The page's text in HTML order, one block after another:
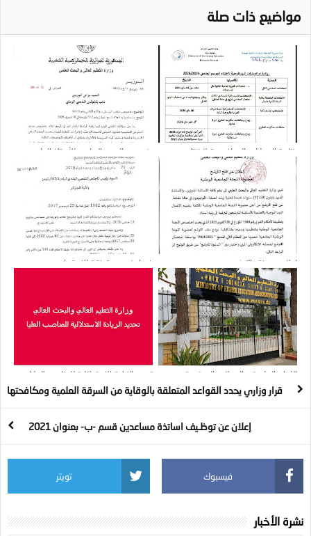
مواضيع ذات صلة
رزنامة العمليات البيداغوجية لاختتام
الموسم الجامعي 2026.2025
بخصوص الحجم الساعي للأستاذ الجامعي
الباحث وكذا الأساتذة الذين يشغلون
مناصب عليا
إعلان عن فتح الترشح فيما يخص مدة فترة الاستيداع
اللجان العلمية و المجلات الممنوعة من
المشاركة على الأساتذة الجزائريين
تحديد الزيادة الاستدلالية للمناصب العليا
قرار وزاري يحدد القواعد المتعلقة بالوقاية من السرقة العلمية ومكافحتها
إعلان عن توظـيف اساتذة مساعدين قسم -ب- بعنوان 2021
فيسبوك تويتر
نشرة الأخبار